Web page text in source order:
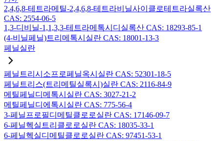
2,4,6,8-테트라메틸-2,4,6,8-테트라비닐사이클로테트라실록산
CAS: 2554-06-5
1,3-디비닐-1,1,3,3-테트라메톡시디실록산 CAS: 18293-85-1
(4-비닐페닐)트리메톡시실란 CAS: 18001-13-3
페닐실란
페닐트리시소프로페닐옥시실란 CAS: 52301-18-5
페닐트리스(트리메틸실록시)실란 CAS: 2116-84-9
메틸페닐디메톡시실란 CAS: 3027-21-2
메틸페닐디에톡시실란 CAS: 775-56-4
3-페닐프로필디메틸클로로실란 CAS: 17146-09-7
6-페닐헥실트리클로로실란 CAS: 18035-33-1
6-페닐헥실디메틸클로로실란 CAS: 97451-53-1